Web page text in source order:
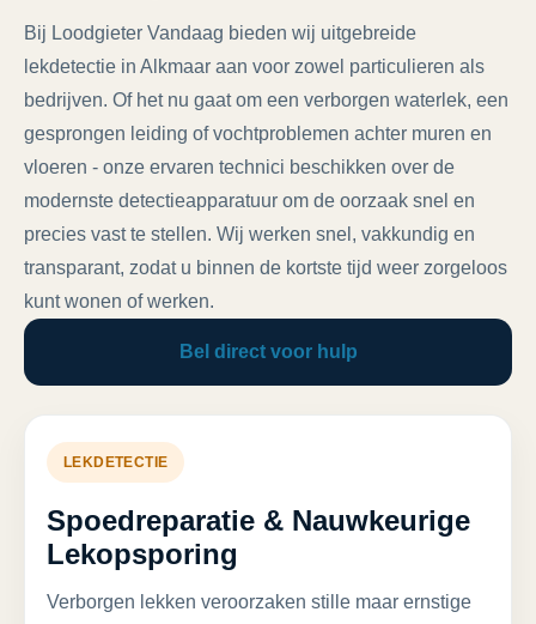
Bij Loodgieter Vandaag bieden wij uitgebreide
lekdetectie in Alkmaar aan voor zowel particulieren als
bedrijven. Of het nu gaat om een verborgen waterlek, een
gesprongen leiding of vochtproblemen achter muren en
vloeren - onze ervaren technici beschikken over de
modernste detectieapparatuur om de oorzaak snel en
precies vast te stellen. Wij werken snel, vakkundig en
transparant, zodat u binnen de kortste tijd weer zorgeloos
kunt wonen of werken.
Bel direct voor hulp
LEKDETECTIE
Spoedreparatie & Nauwkeurige
Lekopsporing
Verborgen lekken veroorzaken stille maar ernstige